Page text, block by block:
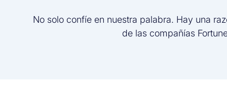
No solo confíe en nuestra palabra. Hay una
de las compañías